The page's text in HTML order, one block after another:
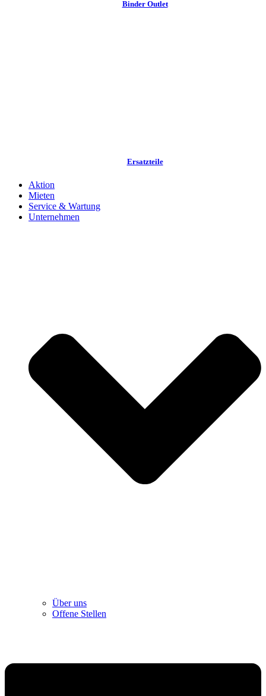
Binder Outlet
Ersatzteile
Aktion
Mieten
Service & Wartung
Unternehmen
Über uns
Offene Stellen